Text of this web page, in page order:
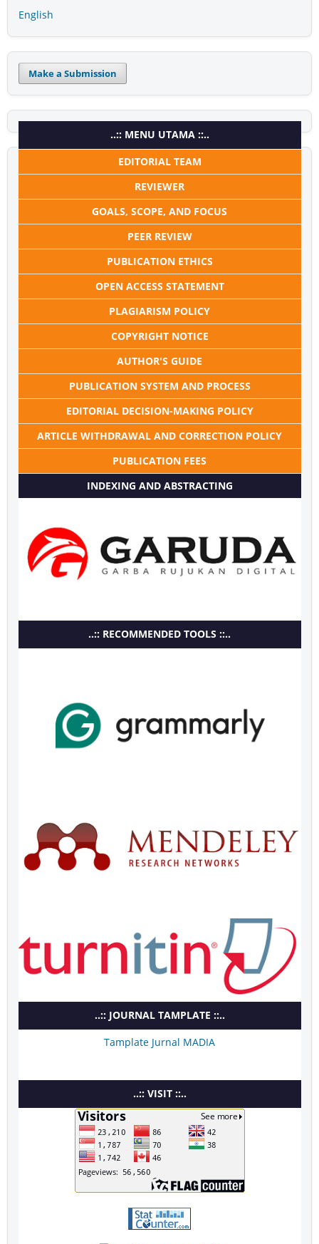
English
Make a Submission
..:: MENU UTAMA ::..
EDITORIAL TEAM
REVIEWER
GOALS, SCOPE, AND FOCUS
PEER REVIEW
PUBLICATION ETHICS
OPEN ACCESS STATEMENT
PLAGIARISM POLICY
COPYRIGHT NOTICE
AUTHOR'S GUIDE
PUBLICATION SYSTEM AND PROCESS
EDITORIAL DECISION-MAKING POLICY
ARTICLE WITHDRAWAL AND CORRECTION POLICY
PUBLICATION FEES
INDEXING AND ABSTRACTING
..:: RECOMMENDED TOOLS ::..
..:: JOURNAL TAMPLATE ::..
Tamplate Jurnal MADIA
..:: VISIT ::..